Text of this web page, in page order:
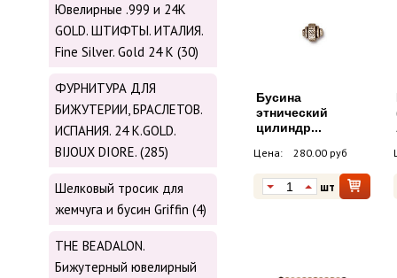
Ювелирные .999 и 24К
GOLD. ШТИФТЫ. ИТАЛИЯ.
Fine Silver. Gold 24 K (30)
ФУРНИТУРА ДЛЯ
БИЖУТЕРИИ, БРАСЛЕТОВ.
ИСПАНИЯ. 24 K.GOLD.
BIJOUX DIORE. (285)
Шелковый тросик для
жемчуга и бусин Griffin (4)
THE BEADALON.
Бижутерный ювелирный
Бусина
этнический
цилиндр...
Цена: 280.00 руб
шт